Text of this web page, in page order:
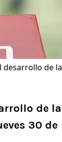
desarrollo de la
de la
30 de